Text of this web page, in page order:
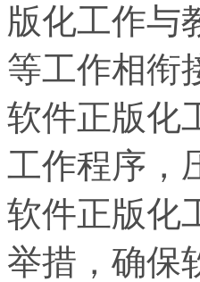
版化工作与
等工作相衔
软件正版化
工作程序，
软件正版化
举措，确保